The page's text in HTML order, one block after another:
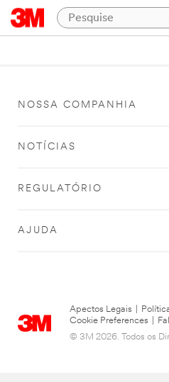
NOSSA COMPANHIA
NOTÍCIAS
REGULATÓRIO
AJUDA
Apectos Legais
Cookie Preferences
© 3M 2026. Todos os